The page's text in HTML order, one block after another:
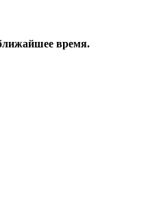
время.